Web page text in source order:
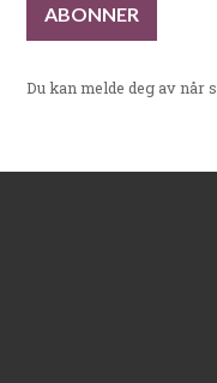
Du kan melde deg av når